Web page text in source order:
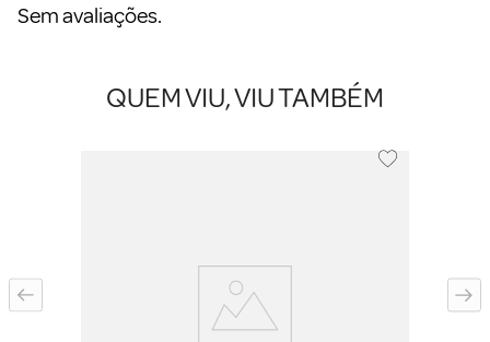
Sem avaliações.
QUEM VIU, VIU TAMBÉM